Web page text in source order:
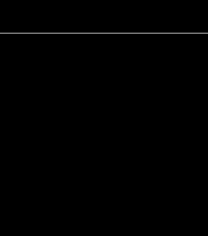
mặt khi nhận hàng tại nhà.